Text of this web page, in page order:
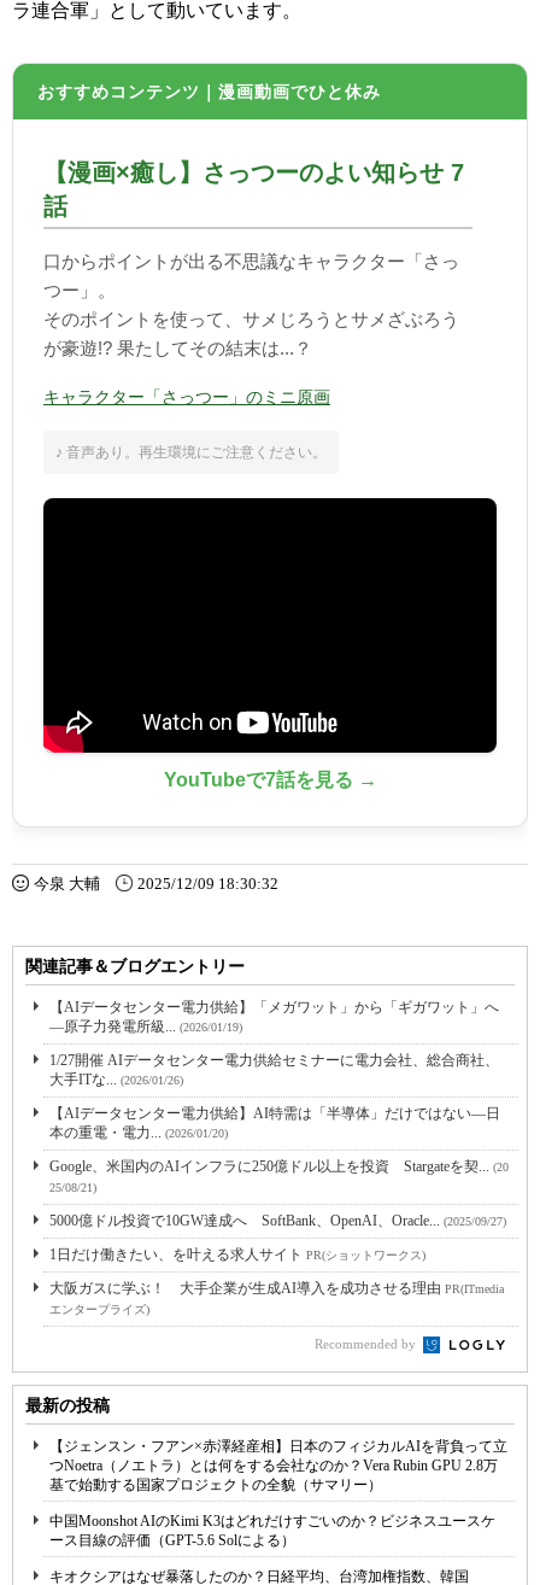
ラ連合軍」として動いています。
おすすめコンテンツ｜漫画動画でひと休み
【漫画×癒し】さっつーのよい知らせ 7
話
口からポイントが出る不思議なキャラクター「さっ
つー」。
そのポイントを使って、サメじろうとサメざぶろう
が豪遊!? 果たしてその結末は...？
キャラクター「さっつー」のミニ原画
♪ 音声あり。再生環境にご注意ください。
YouTubeで7話を見る →
今泉 大輔 2025/12/09 18:30:32
関連記事＆ブログエントリー
【AIデータセンター電力供給】「メガワット」から「ギガワット」へ
―原子力発電所級... (2026/01/19)
1/27開催 AIデータセンター電力供給セミナーに電力会社、総合商社、
大手ITな... (2026/01/26)
【AIデータセンター電力供給】AI特需は「半導体」だけではない―日
本の重電・電力... (2026/01/20)
Google、米国内のAIインフラに250億ドル以上を投資 Stargateを契... (20
25/08/21)
5000億ドル投資で10GW達成へ SoftBank、OpenAI、Oracle... (2025/09/27)
1日だけ働きたい、を叶える求人サイト PR(ショットワークス)
大阪ガスに学ぶ！ 大手企業が生成AI導入を成功させる理由 PR(ITmedia
エンタープライズ)
Recommended by
最新の投稿
【ジェンスン・フアン×赤澤経産相】日本のフィジカルAIを背負って立
つNoetra（ノエトラ）とは何をする会社なのか？Vera Rubin GPU 2.8万
基で始動する国家プロジェクトの全貌（サマリー）
中国Moonshot AIのKimi K3はどれだけすごいのか？ビジネスユースケ
ース目線の評価（GPT-5.6 Solによる）
キオクシアはなぜ暴落したのか？日経平均、台湾加権指数、韓国